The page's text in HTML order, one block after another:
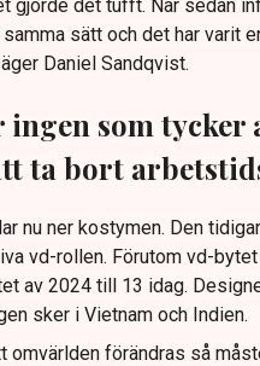
gjorde det tufft. När sedan
sätt och det har varit
Daniel Sandqvist.
ingen som
ta bort
nu ner kostymen. Den
vd-rollen. Förutom vd-
av 2024 till 13 idag.
sker i Vietnam och Indien.
omvärlden förändras så